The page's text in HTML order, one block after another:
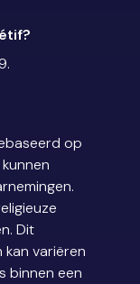
op
Dit
kan variëren
binnen een